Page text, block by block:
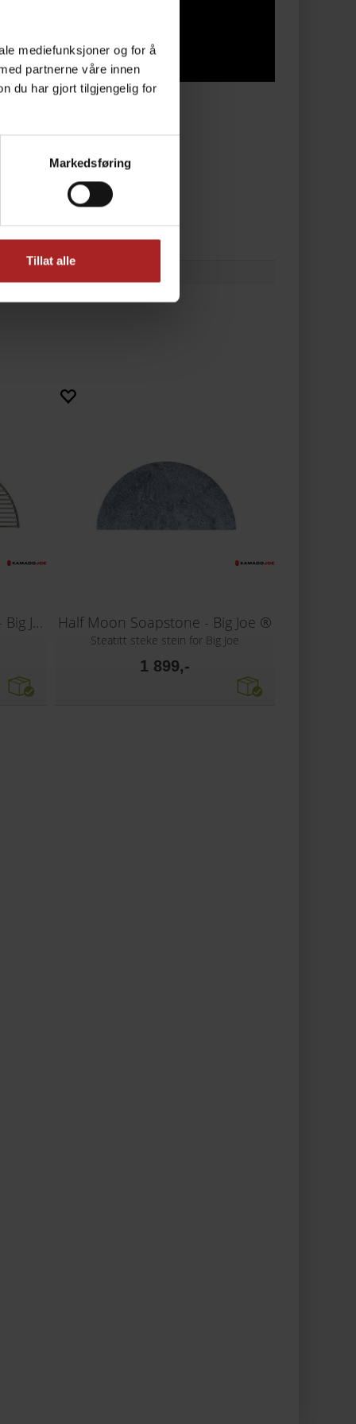
mediefunksjoner og for å
partnerne våre innen
du har gjort tilgjengelig for
Markedsføring
Tillat alle
Half Moon Cooking Grate - Big Joe ® Half Moon Soapstone - Big Joe ®
Steatitt steke stein for Big Joe
1 899,-